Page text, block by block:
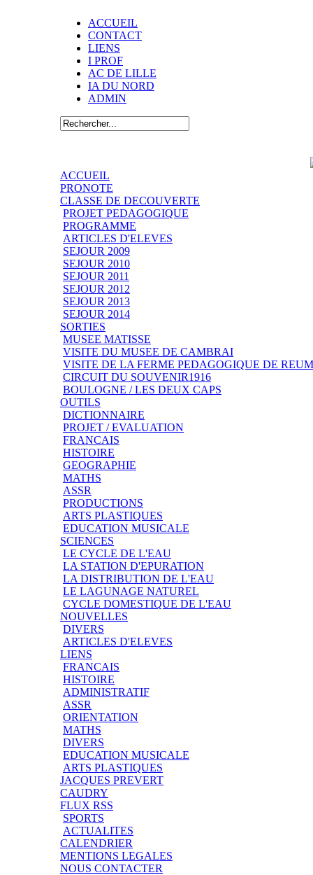
ACCUEIL
CONTACT
LIENS
I PROF
AC DE LILLE
IA DU NORD
ADMIN
ACCUEIL
PRONOTE
CLASSE DE DECOUVERTE
PROJET PEDAGOGIQUE
PROGRAMME
ARTICLES D'ELEVES
SEJOUR 2009
SEJOUR 2010
SEJOUR 2011
SEJOUR 2012
SEJOUR 2013
SEJOUR 2014
SORTIES
MUSEE MATISSE
VISITE DU MUSEE DE CAMBRAI
VISITE DE LA FERME PEDAGOGIQUE DE
CIRCUIT DU SOUVENIR1916
BOULOGNE / LES DEUX CAPS
OUTILS
DICTIONNAIRE
PROJET / EVALUATION
FRANCAIS
HISTOIRE
GEOGRAPHIE
MATHS
ASSR
PRODUCTIONS
ARTS PLASTIQUES
EDUCATION MUSICALE
SCIENCES
LE CYCLE DE L'EAU
LA STATION D'EPURATION
LA DISTRIBUTION DE L'EAU
LE LAGUNAGE NATUREL
CYCLE DOMESTIQUE DE L'EAU
NOUVELLES
DIVERS
ARTICLES D'ELEVES
LIENS
FRANCAIS
HISTOIRE
ADMINISTRATIF
ASSR
ORIENTATION
MATHS
DIVERS
EDUCATION MUSICALE
ARTS PLASTIQUES
JACQUES PREVERT
CAUDRY
FLUX RSS
SPORTS
ACTUALITES
CALENDRIER
MENTIONS LEGALES
NOUS CONTACTER